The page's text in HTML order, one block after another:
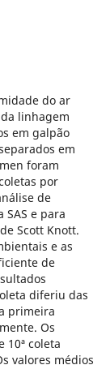
do ar
linhagem
em galpão
em
foram
por
de
e para
Scott Knott.
e as
de
diferiu das
primeira
Os
10ª coleta
valores médios